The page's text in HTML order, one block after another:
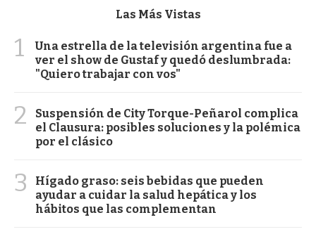
Las Más Vistas
1
Una estrella de la televisión argentina fue a
ver el show de Gustaf y quedó deslumbrada:
"Quiero trabajar con vos"
2
Suspensión de City Torque-Peñarol complica
el Clausura: posibles soluciones y la polémica
por el clásico
3
Hígado graso: seis bebidas que pueden
ayudar a cuidar la salud hepática y los
hábitos que las complementan